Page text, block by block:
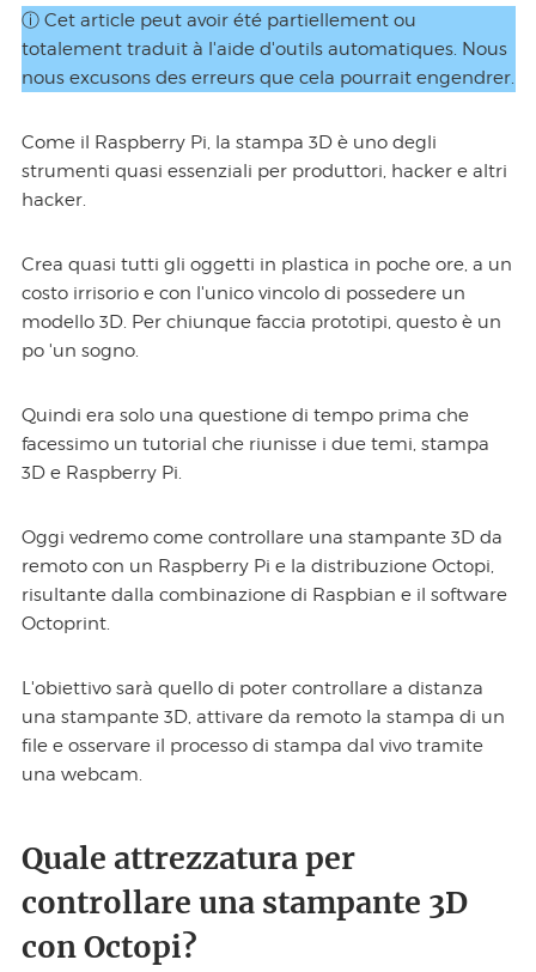
ⓘ Cet article peut avoir été partiellement ou
totalement traduit à l'aide d'outils automatiques. Nous
nous excusons des erreurs que cela pourrait engendrer.
Come il Raspberry Pi, la stampa 3D è uno degli
strumenti quasi essenziali per produttori, hacker e altri
hacker.
Crea quasi tutti gli oggetti in plastica in poche ore, a un
costo irrisorio e con l'unico vincolo di possedere un
modello 3D. Per chiunque faccia prototipi, questo è un
po 'un sogno.
Quindi era solo una questione di tempo prima che
facessimo un tutorial che riunisse i due temi, stampa
3D e Raspberry Pi.
Oggi vedremo come controllare una stampante 3D da
remoto con un Raspberry Pi e la distribuzione Octopi,
risultante dalla combinazione di Raspbian e il software
Octoprint.
L'obiettivo sarà quello di poter controllare a distanza
una stampante 3D, attivare da remoto la stampa di un
file e osservare il processo di stampa dal vivo tramite
una webcam.
Quale attrezzatura per
controllare una stampante 3D
con Octopi?